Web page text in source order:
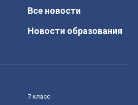
Все новости
Новости образования
7 класс